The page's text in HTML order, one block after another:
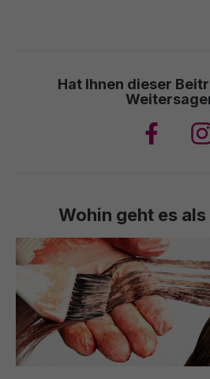
Hat Ihnen dieser
Wohin geht es